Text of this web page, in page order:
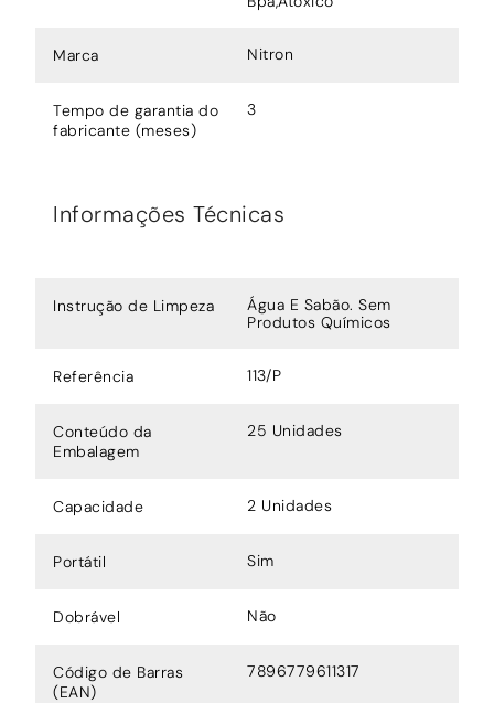
Marca Nitron
Tempo de garantia do
fabricante (meses)
3
Informações Técnicas
Instrução de Limpeza
Água E Sabão. Sem
Produtos Químicos
Referência 113/P
Conteúdo da
Embalagem
25 Unidades
Capacidade 2 Unidades
Portátil Sim
Dobrável Não
Código de Barras
(EAN)
7896779611317